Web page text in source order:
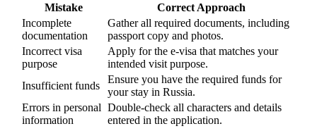
Mistake
Correct Approach
Incomplete
documentation
Gather all required documents, including
passport copy and photos.
Incorrect visa
purpose
Apply for the e-visa that matches your
intended visit purpose.
Insufficient funds
Ensure you have the required funds for
your stay in Russia.
Errors in personal
information
Double-check all characters and details
entered in the application.